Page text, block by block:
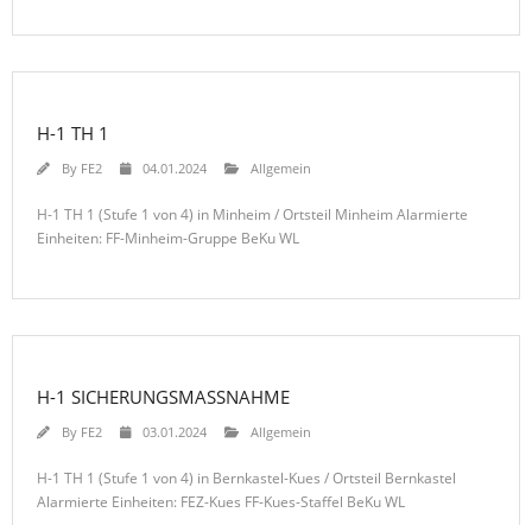
H-1 TH 1
By FE2 04.01.2024 Allgemein
H-1 TH 1 (Stufe 1 von 4) in Minheim / Ortsteil Minheim Alarmierte
Einheiten: FF-Minheim-Gruppe BeKu WL
H-1 SICHERUNGSMASSNAHME
By FE2 03.01.2024 Allgemein
H-1 TH 1 (Stufe 1 von 4) in Bernkastel-Kues / Ortsteil Bernkastel
Alarmierte Einheiten: FEZ-Kues FF-Kues-Staffel BeKu WL